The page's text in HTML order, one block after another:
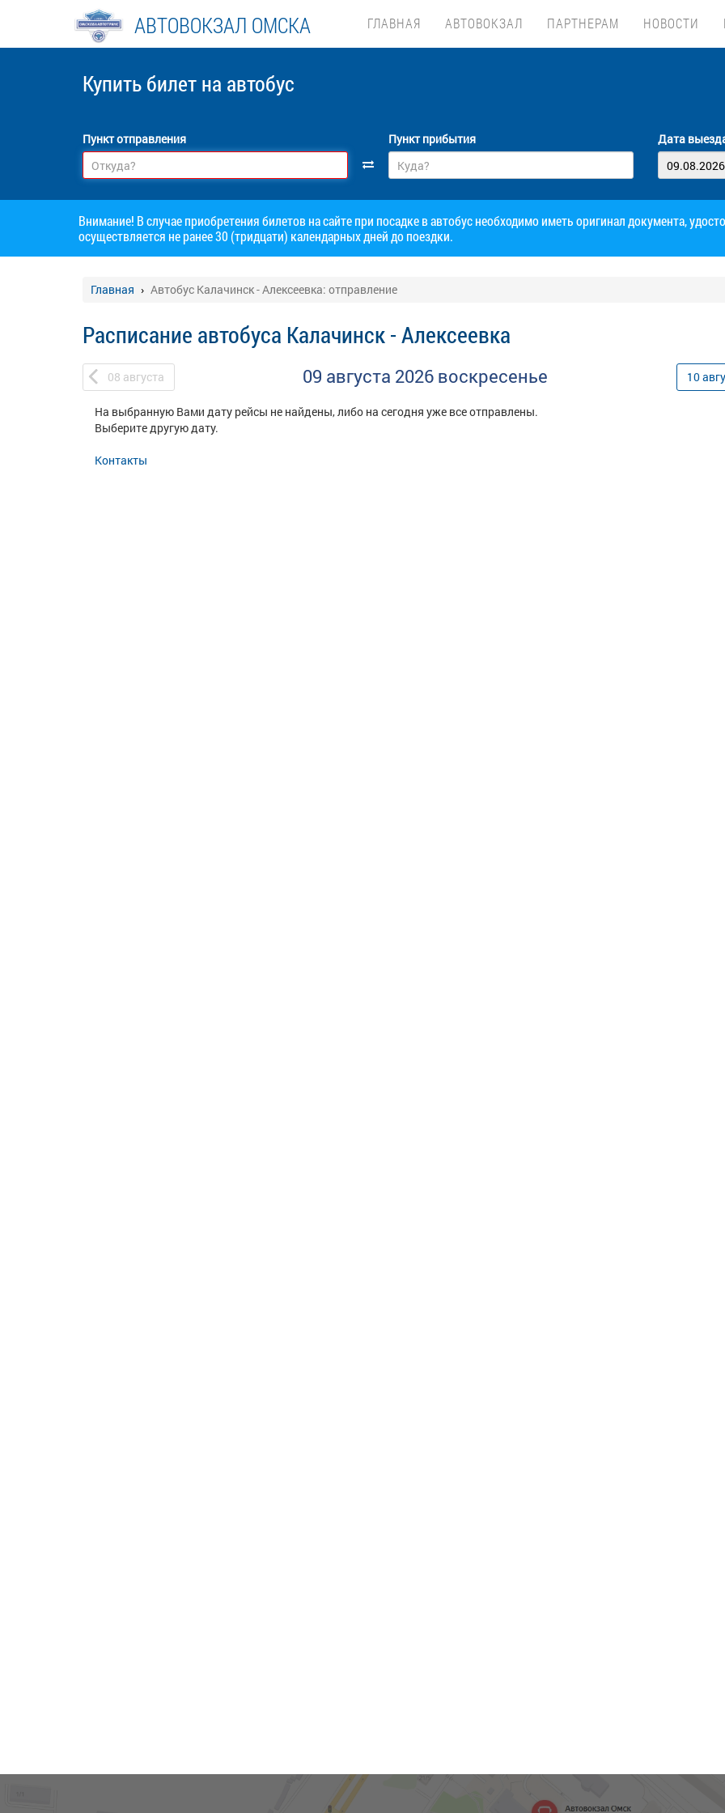
АВТОВОКЗАЛ ОМСКА ГЛАВНАЯ АВТОВОКЗАЛ ПАРТНЕРАМ НОВОСТИ
Купить билет на автобус
Пункт отправления Пункт прибытия Дата
Внимание! В случае приобретения билетов на сайте при посадке в автобус необходимо иметь оригинал документа,
осуществляется не ранее 30 (тридцати) календарных дней до поездки.
Главная Автобус Калачинск - Алексеевка: отправление
Расписание автобуса Калачинск - Алексеевка
08 августа 09 августа 2026 воскресенье 10
На выбранную Вами дату рейсы не найдены, либо на сегодня уже все отправлены.
Выберите другую дату.
Контакты